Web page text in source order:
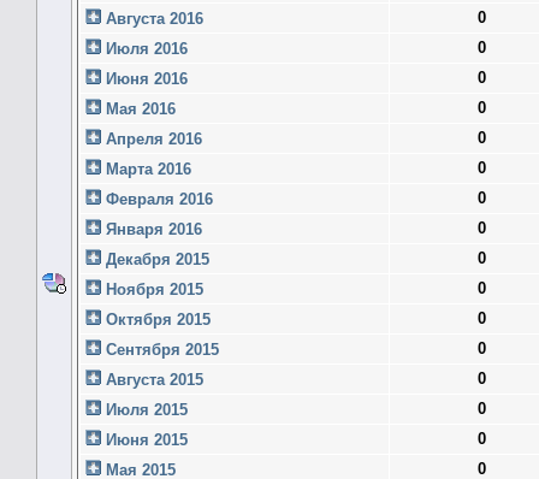
Августа 2016
0
Июля 2016
0
Июня 2016
0
Мая 2016
0
Апреля 2016
0
Марта 2016
0
Февраля 2016
0
Января 2016
0
Декабря 2015
0
Ноября 2015
0
Октября 2015
0
Сентября 2015
0
Августа 2015
0
Июля 2015
0
Июня 2015
0
Мая 2015
0